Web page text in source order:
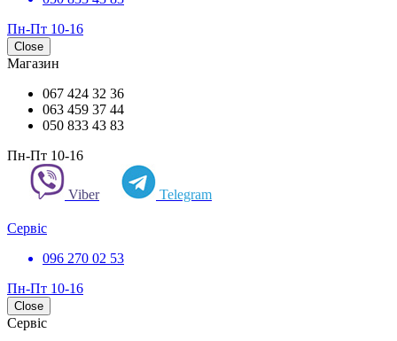
Пн-Пт 10-16
Close
Магазин
067 424 32 36
063 459 37 44
050 833 43 83
Пн-Пт 10-16
Viber Telegram
Сервіс
096 270 02 53
Пн-Пт 10-16
Close
Сервіс